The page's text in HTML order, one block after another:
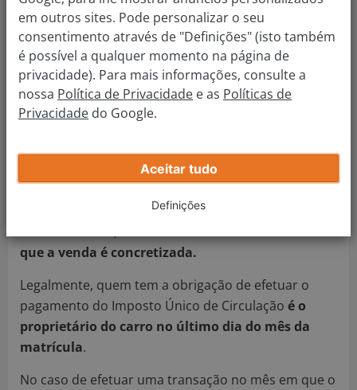
Automóveis elétricos
Automóveis que, tendo mais de 30 anos
constituindo peças de museus públicos, só
ocasionalmente sejam objeto de uso e
efetuem deslocações anuais superiores a
Quem paga o IUC se vender o carro?
A responsabilidade sobre o pagamento do IUC está,
que a venda é concretizada.
Legalmente, quem tem a obrigação de efetuar o
pagamento do Imposto Único de Circulação é o
proprietário do carro no último dia do mês da
matrícula.
No caso de efetuar uma transação no mês em que o
em outros sites. Pode personalizar o seu
consentimento através de "Definições" (isto também
é possível a qualquer momento na página de
privacidade). Para mais informações, consulte a
nossa Política de Privacidade e as Políticas de
Privacidade do Google.
Aceitar tudo
Definições